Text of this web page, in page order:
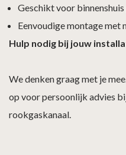
Geschikt voor
Eenvoudige montage
Hulp nodig bij jouw
We denken graag met je
op voor persoonlijk advies
rookgaskanaal.